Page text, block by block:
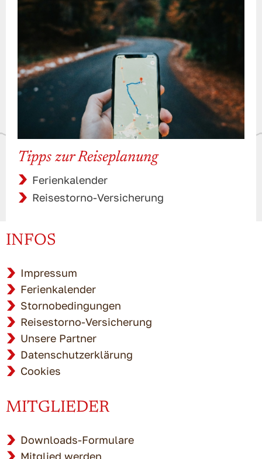
Tipps zur Reiseplanung
Ferienkalender
Reisestorno-Versicherung
INFOS
Impressum
Ferienkalender
Stornobedingungen
Reisestorno-Versicherung
Unsere Partner
Datenschutzerklärung
Cookies
MITGLIEDER
Downloads-Formulare
Mitglied werden